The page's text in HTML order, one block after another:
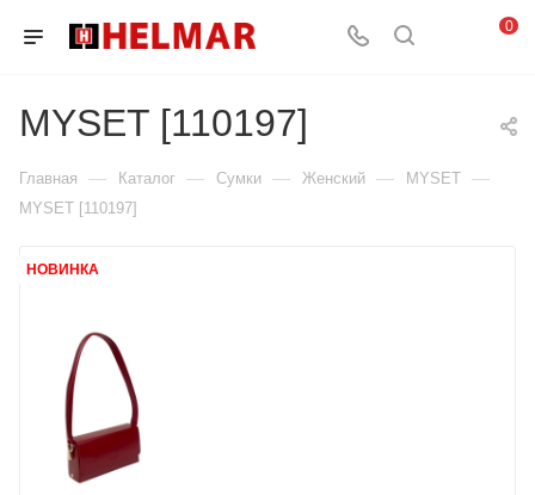
0
MYSET [110197]
Главная — Каталог — Сумки — Женский — MYSET —
MYSET [110197]
НОВИНКА